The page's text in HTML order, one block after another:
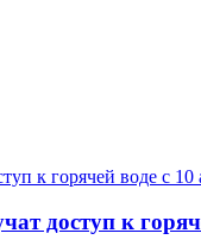
доступ к